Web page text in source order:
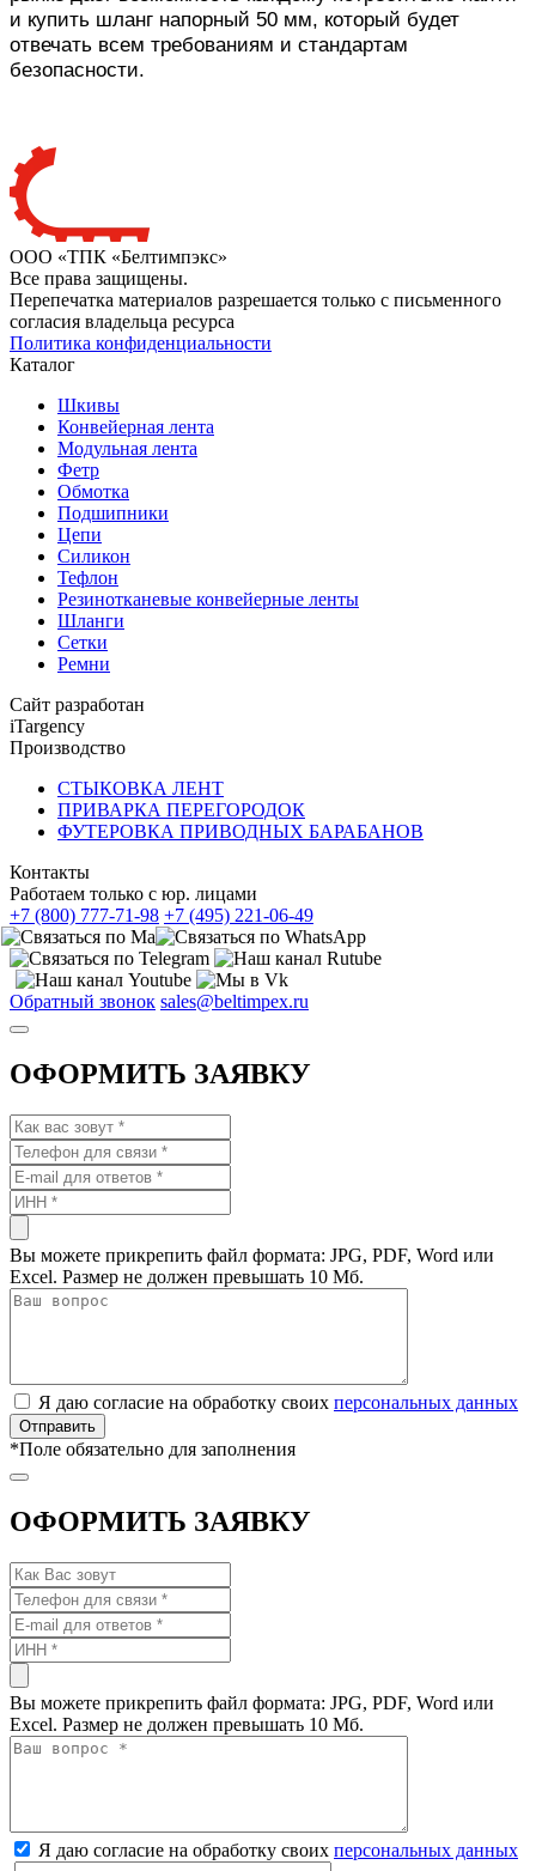
и купить шланг напорный 50 мм, который будет
отвечать всем требованиям и стандартам
безопасности.
ООО «ТПК «Белтимпэкс»
Все права защищены.
Перепечатка материалов разрешается только с письменного
согласия владельца ресурса
Политика конфиденциальности
Каталог
Шкивы
Конвейерная лента
Модульная лента
Фетр
Обмотка
Подшипники
Цепи
Силикон
Тефлон
Резинотканевые конвейерные ленты
Шланги
Сетки
Ремни
Сайт разработан
iTargency
Производство
СТЫКОВКА ЛЕНТ
ПРИВАРКА ПЕРЕГОРОДОК
ФУТЕРОВКА ПРИВОДНЫХ БАРАБАНОВ
Контакты
Работаем только с юр. лицами
+7 (800) 777-71-98 +7 (495) 221-06-49
Обратный звонок sales@beltimpex.ru
ОФОРМИТЬ ЗАЯВКУ
Вы можете прикрепить файл формата: JPG, PDF, Word или
Excel. Размер не должен превышать 10 Мб.
Я даю согласие на обработку своих персональных данных
*Поле обязательно для заполнения
ОФОРМИТЬ ЗАЯВКУ
Вы можете прикрепить файл формата: JPG, PDF, Word или
Excel. Размер не должен превышать 10 Мб.
Я даю согласие на обработку своих персональных данных